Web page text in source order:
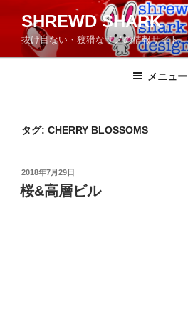
ン
SHREWD SHARK
抜け目ない・狡猾なサメの情報サイト
メニュー
タグ: CHERRY BLOSSOMS
投
稿
日:
2018年7月29日
桜&高層ビル